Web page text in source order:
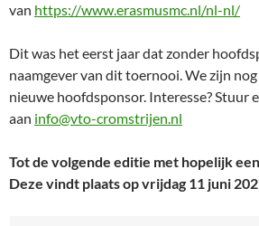
van https://www.erasmusmc.nl/nl-nl/
Dit was het eerst jaar dat zonder
naamgever van dit toernooi. We zijn nog
nieuwe hoofdsponsor. Interesse? Stuur
aan info@vto-cromstrijen.nl
Tot de volgende editie met hopelijk
Deze vindt plaats op vrijdag 11 juni